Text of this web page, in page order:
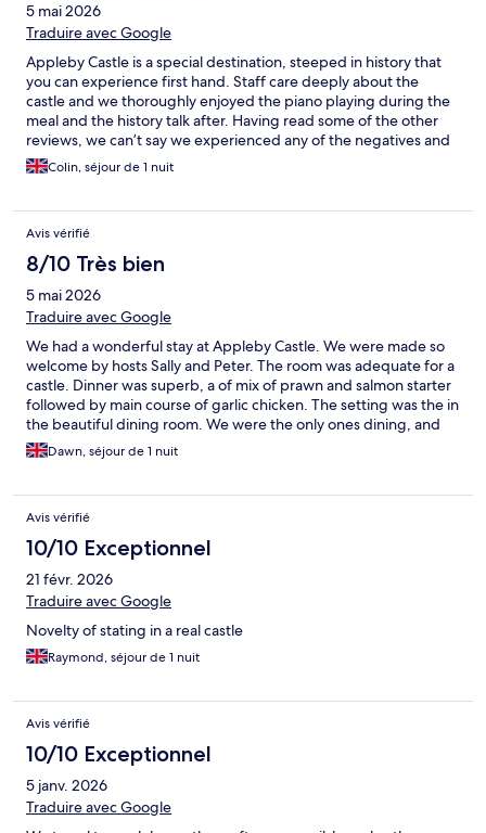
5 mai 2026
Traduire avec Google
Appleby Castle is a special destination, steeped in history that
you can experience first hand. Staff care deeply about the
castle and we thoroughly enjoyed the piano playing during the
meal and the history talk after. Having read some of the other
reviews, we can’t say we experienced any of the negatives and
thought Peter, Sally (and chef!) did a great job it being just them
running the castle.
Colin, séjour de 1 nuit
Avis vérifié
8/10 Très bien
5 mai 2026
Traduire avec Google
We had a wonderful stay at Appleby Castle. We were made so
welcome by hosts Sally and Peter. The room was adequate for a
castle. Dinner was superb, a of mix of prawn and salmon starter
followed by main course of garlic chicken. The setting was the in
the beautiful dining room. We were the only ones dining, and
had the chef cooking solely for ourselves !! Peter played the
piano as we dined. Sally could not have been nicer as we
thoroughly lovely stay.
Dawn, séjour de 1 nuit
Avis vérifié
10/10 Exceptionnel
21 févr. 2026
Traduire avec Google
Novelty of stating in a real castle
Raymond, séjour de 1 nuit
Avis vérifié
10/10 Exceptionnel
5 janv. 2026
Traduire avec Google